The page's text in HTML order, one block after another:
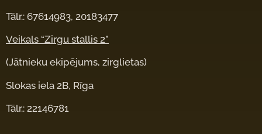
Tālr.: 67614983, 20183477
Veikals “Zirgu stallis 2”
(Jātnieku ekipējums, zirglietas)
Slokas iela 2B, Rīga
Tālr.: 22146781